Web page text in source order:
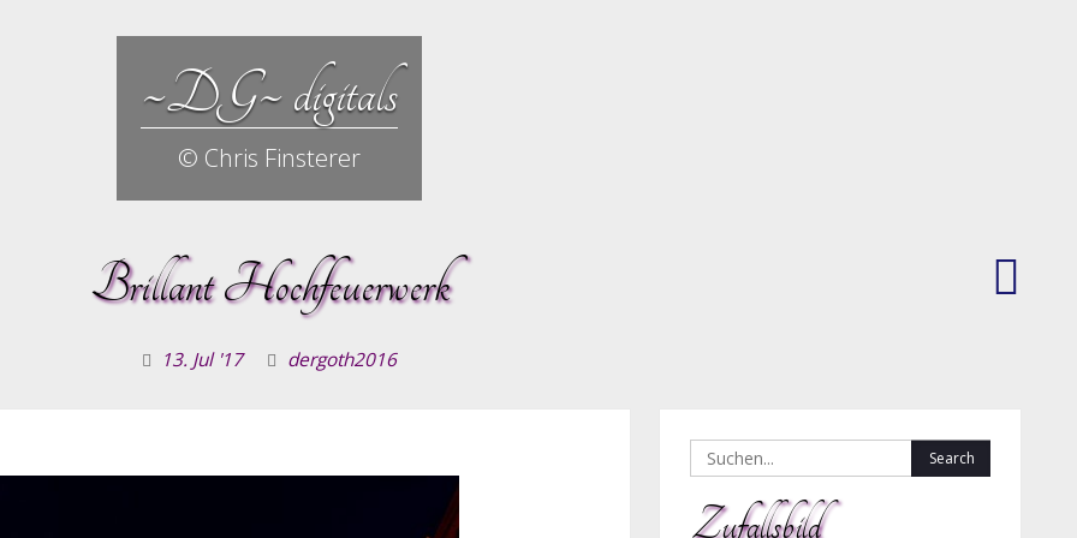
~DG~ digitals
© Chris Finsterer
Brillant Hochfeuerwerk
13. Jul '17
dergoth2016
Search
for:
Zufallsbild